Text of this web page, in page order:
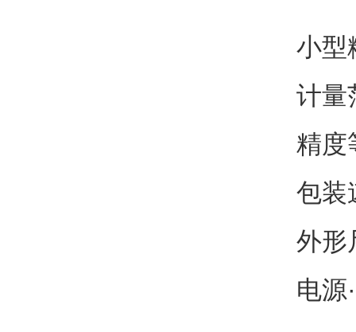
小型
计量
精度
包装
外形
电源